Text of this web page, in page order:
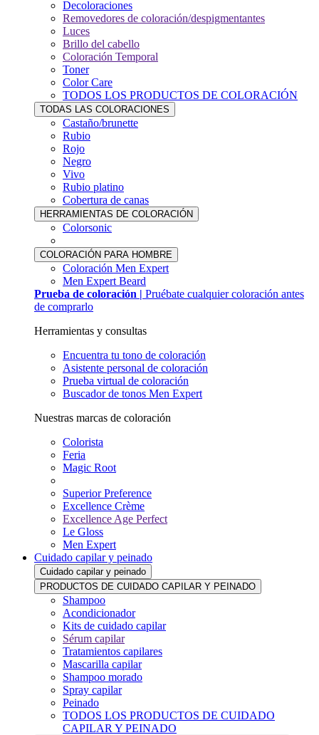
Decoloraciones
Removedores de coloración/despigmentantes
Luces
Brillo del cabello
Coloración Temporal
Toner
Color Care
TODOS LOS PRODUCTOS DE COLORACIÓN
TODAS LAS COLORACIONES
Castaño/brunette
Rubio
Rojo
Negro
Vivo
Rubio platino
Cobertura de canas
HERRAMIENTAS DE COLORACIÓN
Colorsonic
COLORACIÓN PARA HOMBRE
Coloración Men Expert
Men Expert Beard
Prueba de coloración | Pruébate cualquier coloración antes
de comprarlo
Herramientas y consultas
Encuentra tu tono de coloración
Asistente personal de coloración
Prueba virtual de coloración
Buscador de tonos Men Expert
Nuestras marcas de coloración
Colorista
Feria
Magic Root
Superior Preference
Excellence Crème
Excellence Age Perfect
Le Gloss
Men Expert
Cuidado capilar y peinado
Cuidado capilar y peinado
PRODUCTOS DE CUIDADO CAPILAR Y PEINADO
Shampoo
Acondicionador
Kits de cuidado capilar
Sérum capilar
Tratamientos capilares
Mascarilla capilar
Shampoo morado
Spray capilar
Peinado
TODOS LOS PRODUCTOS DE CUIDADO
CAPILAR Y PEINADO